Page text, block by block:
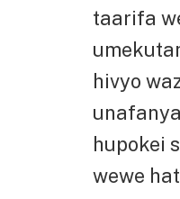
taarifa
hivyo
hupokei
wewe